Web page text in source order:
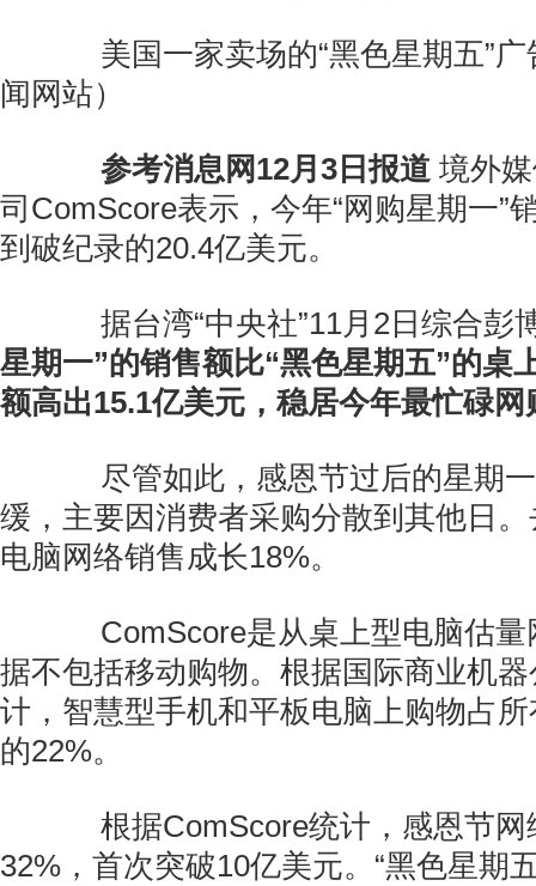
美国一家卖场的“黑色星期五”广
闻网站）
参考消息网12月3日报道境外媒
司ComScore表示，今年“网购星期一”
到破纪录的20.4亿美元。
据台湾“中央社”11月2日综合彭
星期一”的销售额比“黑色星期五”的桌
额高出15.1亿美元，稳居今年最忙碌网
尽管如此，感恩节过后的星期一
缓，主要因消费者采购分散到其他日
电脑网络销售成长18%。
ComScore是从桌上型电脑估量
据不包括移动购物。根据国际商业机
计，智慧型手机和平板电脑上购物占
的22%。
根据ComScore统计，感恩节网
32%，首次突破10亿美元。“黑色星期